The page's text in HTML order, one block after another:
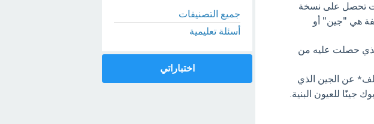
تحصل على نسخة
هي "جين" أو
حصلت عليه من
عن الجين الذي
جينًا للعيون البنية.
جميع التصنيفات
أسئلة تعليمية
اختباراتي